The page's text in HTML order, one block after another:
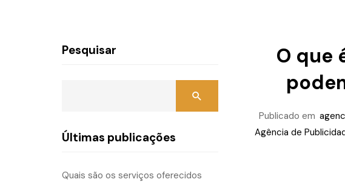
O que
Publicado em
Agência de
Pesquisar
Últimas publicações
Quais são os serviços oferecidos